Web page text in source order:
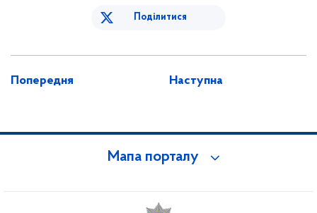
Поділитися
Попередня Наступна
Мапа порталу